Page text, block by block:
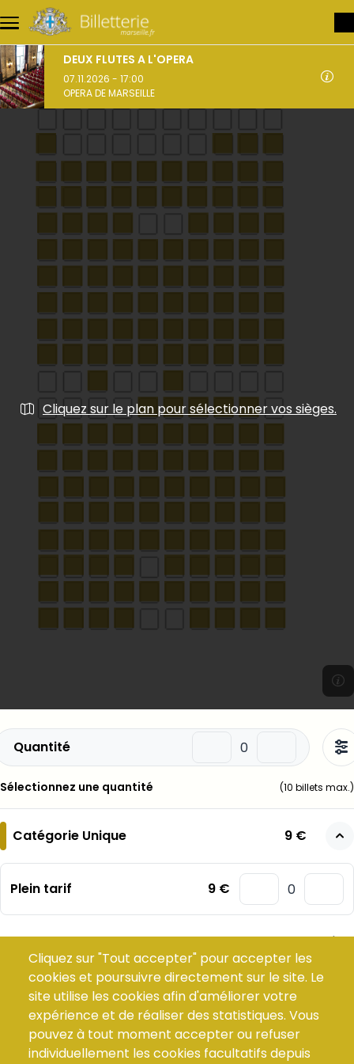
Aller au contenu principal
DEUX FLUTES A L'OPERA
07.11.2026 - 17:00
OPERA DE MARSEILLE
Cliquez sur le plan pour sélectionner vos sièges.
Quantité
Sélectionnez une quantité (10 billets max.)
Catégorie Unique 9 €
Plein tarif 9 €
Total :–
Choisir mes places
Ajouter mes places au panier
Cliquez sur "Tout accepter" pour accepter les
cookies et poursuivre directement sur le site. Le
site utilise les cookies afin d'améliorer votre
expérience et de réaliser des statistiques. Vous
pouvez à tout moment accepter ou refuser
individuellement les cookies facultatifs depuis